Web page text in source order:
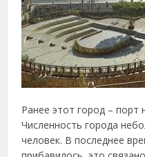
Ранее этот город – порт
Численность города
человек. В последнее